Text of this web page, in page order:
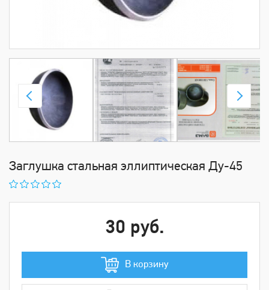
Заглушка стальная эллиптическая Ду-45
30 руб.
В корзину